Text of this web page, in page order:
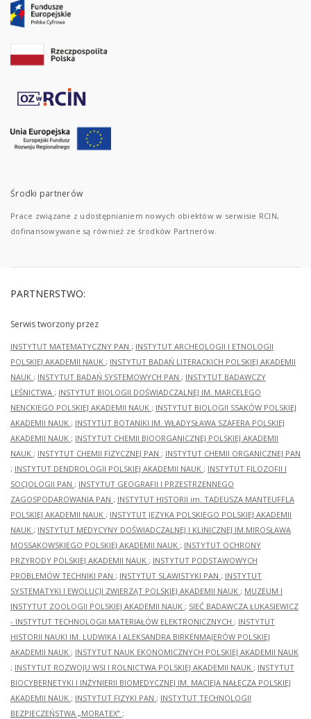
Środki partnerów
Prace związane z udostępnianiem nowych obiektów w serwisie RCIN,
dofinansowywane są również ze środków Partnerów.
PARTNERSTWO:
Serwis tworzony przez
INSTYTUT MATEMATYCZNY PAN ; INSTYTUT ARCHEOLOGII I ETNOLOGII
POLSKIEJ AKADEMII NAUK ; INSTYTUT BADAŃ LITERACKICH POLSKIEJ AKADEMII
NAUK ; INSTYTUT BADAŃ SYSTEMOWYCH PAN ; INSTYTUT BADAWCZY
LEŚNICTWA ; INSTYTUT BIOLOGII DOŚWIADCZALNEJ IM. MARCELEGO
NENCKIEGO POLSKIEJ AKADEMII NAUK ; INSTYTUT BIOLOGII SSAKÓW POLSKIEJ
AKADEMII NAUK ; INSTYTUT BOTANIKI IM. WŁADYSŁAWA SZAFERA POLSKIEJ
AKADEMII NAUK ; INSTYTUT CHEMII BIOORGANICZNEJ POLSKIEJ AKADEMII
NAUK ; INSTYTUT CHEMII FIZYCZNEJ PAN ; INSTYTUT CHEMII ORGANICZNEJ PAN
; INSTYTUT DENDROLOGII POLSKIEJ AKADEMII NAUK ; INSTYTUT FILOZOFII I
SOCJOLOGII PAN ; INSTYTUT GEOGRAFII I PRZESTRZENNEGO
ZAGOSPODAROWANIA PAN ; INSTYTUT HISTORII im. TADEUSZA MANTEUFFLA
POLSKIEJ AKADEMII NAUK ; INSTYTUT JĘZYKA POLSKIEGO POLSKIEJ AKADEMII
NAUK ; INSTYTUT MEDYCYNY DOŚWIADCZALNEJ I KLINICZNEJ IM.MIROSŁAWA
MOSSAKOWSKIEGO POLSKIEJ AKADEMII NAUK ; INSTYTUT OCHRONY
PRZYRODY POLSKIEJ AKADEMII NAUK ; INSTYTUT PODSTAWOWYCH
PROBLEMÓW TECHNIKI PAN ; INSTYTUT SLAWISTYKI PAN ; INSTYTUT
SYSTEMATYKI I EWOLUCJI ZWIERZĄT POLSKIEJ AKADEMII NAUK ; MUZEUM I
INSTYTUT ZOOLOGII POLSKIEJ AKADEMII NAUK ; SIEĆ BADAWCZA ŁUKASIEWICZ
- INSTYTUT TECHNOLOGII MATERIAŁÓW ELEKTRONICZNYCH ; INSTYTUT
HISTORII NAUKI IM. LUDWIKA I ALEKSANDRA BIRKENMAJERÓW POLSKIEJ
AKADEMII NAUK ; INSTYTUT NAUK EKONOMICZNYCH POLSKIEJ AKADEMII NAUK
; INSTYTUT ROZWOJU WSI I ROLNICTWA POLSKIEJ AKADEMII NAUK ; INSTYTUT
BIOCYBERNETYKI I INŻYNIERII BIOMEDYCZNEJ IM. MACIEJA NAŁĘCZA POLSKIEJ
AKADEMII NAUK ; INSTYTUT FIZYKI PAN ; INSTYTUT TECHNOLOGII
BEZPIECZEŃSTWA „MORATEX” ;